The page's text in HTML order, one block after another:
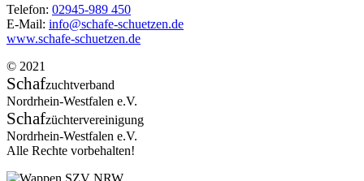
Telefon: 02945-989 450
E-Mail: info@schafe-schuetzen.de
www.schafe-schuetzen.de
© 2021
Schafzuchtverband
Nordrhein-Westfalen e.V.
Schafzüchtervereinigung
Nordrhein-Westfalen e.V.
Alle Rechte vorbehalten!